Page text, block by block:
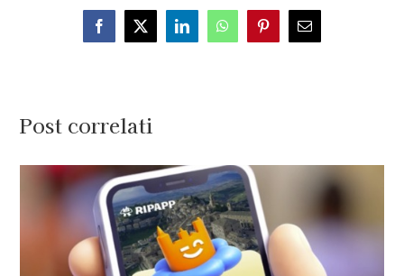
Facebook
X LinkedInWhatsAppPinterestEmail
Post correlati